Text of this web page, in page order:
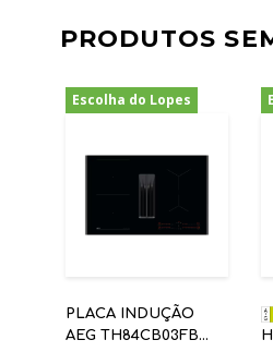
PRODUTOS
Escolha do Lopes
PLACA INDUÇÃO
AEG TH84CB03FB